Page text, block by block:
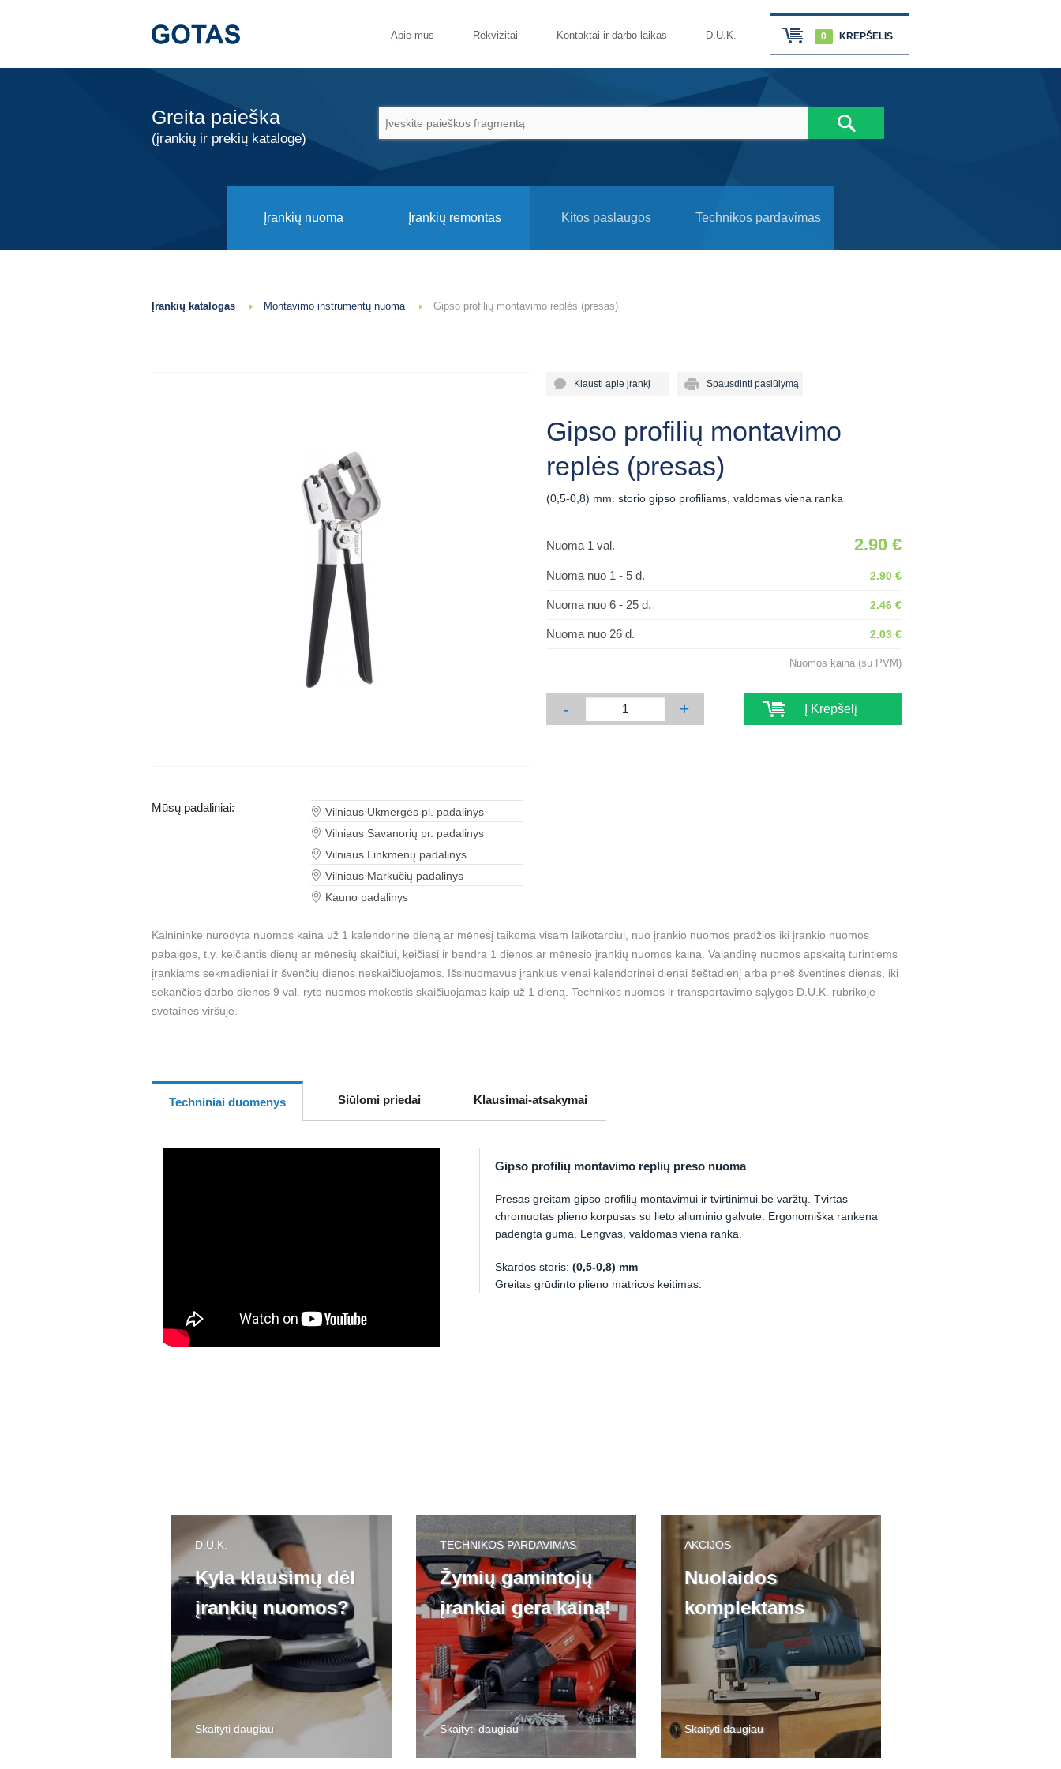
0 KREPŠELIS
Apie mus Rekvizitai Kontaktai ir darbo laikas D.U.K.
Greita paieška
(įrankių ir prekių kataloge)
Įrankių nuoma Įrankių remontas Kitos paslaugos Technikos pardavimas
Įrankių katalogas Montavimo instrumentų nuoma Gipso profilių montavimo replės (presas)
Mūsų padaliniai:
Vilniaus Ukmergės pl. padalinys
Vilniaus Savanorių pr. padalinys
Vilniaus Linkmenų padalinys
Vilniaus Markučių padalinys
Kauno padalinys
Klausti apie įrankį Spausdinti pasiūlymą
Gipso profilių montavimo
replės (presas)
(0,5-0,8) mm. storio gipso profiliams, valdomas viena ranka
Nuoma 1 val. 2.90 €
Nuoma nuo 1 - 5 d. 2.90 €
Nuoma nuo 6 - 25 d. 2.46 €
Nuoma nuo 26 d. 2.03 €
Nuomos kaina (su PVM)
- + Į Krepšelį
Kainininke nurodyta nuomos kaina už 1 kalendorine dieną ar mėnesį taikoma visam laikotarpiui, nuo įrankio nuomos pradžios iki įrankio nuomos
pabaigos, t.y. keičiantis dienų ar mėnesių skaičiui, keičiasi ir bendra 1 dienos ar mėnesio įrankių nuomos kaina. Valandinę nuomos apskaitą turintiems
įrankiams sekmadieniai ir švenčių dienos neskaičiuojamos. Išsinuomavus įrankius vienai kalendorinei dienai šeštadienį arba prieš šventines dienas, iki
sekančios darbo dienos 9 val. ryto nuomos mokestis skaičiuojamas kaip už 1 dieną. Technikos nuomos ir transportavimo sąlygos D.U.K. rubrikoje
svetainės viršuje.
Techniniai duomenys Siūlomi priedai Klausimai-atsakymai
Gipso profilių montavimo replių preso nuoma
Presas greitam gipso profilių montavimui ir tvirtinimui be varžtų. Tvirtas
chromuotas plieno korpusas su lieto aliuminio galvute. Ergonomiška rankena
padengta guma. Lengvas, valdomas viena ranka.
Skardos storis: (0,5-0,8) mm
Greitas grūdinto plieno matricos keitimas.
D.U.K.
Kyla klausimų dėl
įrankių nuomos?
Skaityti daugiau
TECHNIKOS PARDAVIMAS
Žymių gamintojų
įrankiai gera kaina!
Skaityti daugiau
AKCIJOS
Nuolaidos
komplektams
Skaityti daugiau